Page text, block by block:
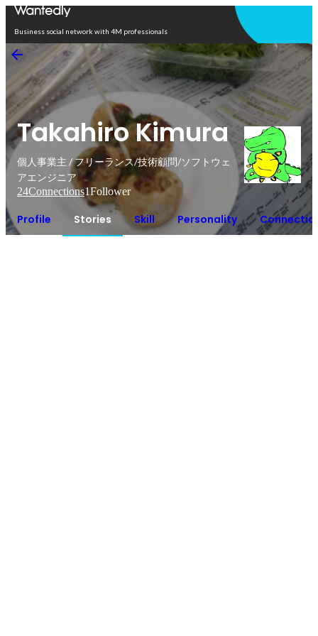
Business social network with 4M professionals
Takahiro Kimura
個人事業主 / フリーランス/技術顧問/ソフトウェ
アエンジニア
24Connections1Follower
Profile Stories Skill Personality